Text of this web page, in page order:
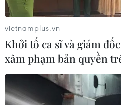
TIN LIÊN QUAN
vietnamplus.vn
Khởi tố ca sĩ và giám
xâm phạm bản quyền